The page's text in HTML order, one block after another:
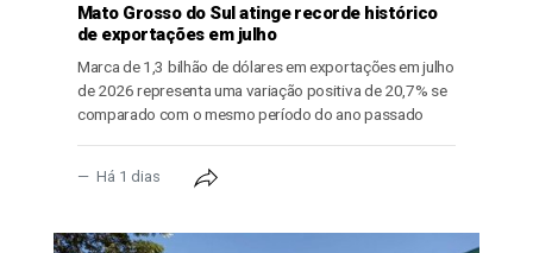
Mato Grosso do Sul atinge recorde histórico
de exportações em julho
Marca de 1,3 bilhão de dólares em exportações em julho
de 2026 representa uma variação positiva de 20,7% se
comparado com o mesmo período do ano passado
Há 1 dias